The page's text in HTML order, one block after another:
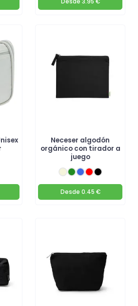
Desde 3.95 €
Neceser algodón
orgánico con tirador a
juego
Desde 0.45 €